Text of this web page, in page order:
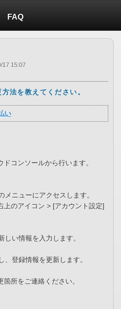
FAQ
17 15:07
法を教えてください。
い
コンソールから行います。
ニューにアクセスします。
のアイコン > [アカウント設定]
い情報を入力します。
登録情報を更新します。
所をご連絡ください。